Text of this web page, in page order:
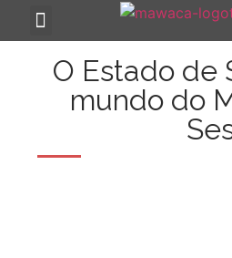
O Estado de
mundo do